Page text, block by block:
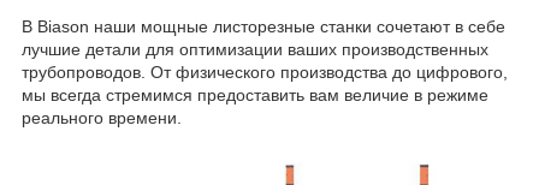
В Biason наши мощные листорезные станки сочетают в себе
лучшие детали для оптимизации ваших производственных
трубопроводов. От физического производства до цифрового,
мы всегда стремимся предоставить вам величие в режиме
реального времени.